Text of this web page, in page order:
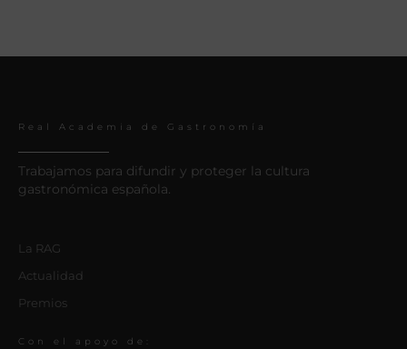
Real Academia de Gastronomía
Trabajamos para difundir y proteger la cultura
gastronómica española.
La RAG
Actualidad
Premios
Con el apoyo de: